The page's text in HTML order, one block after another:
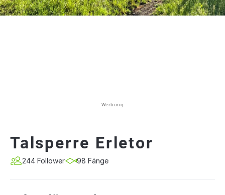
Werbung
Talsperre Erletor
244 Follower 98 Fänge